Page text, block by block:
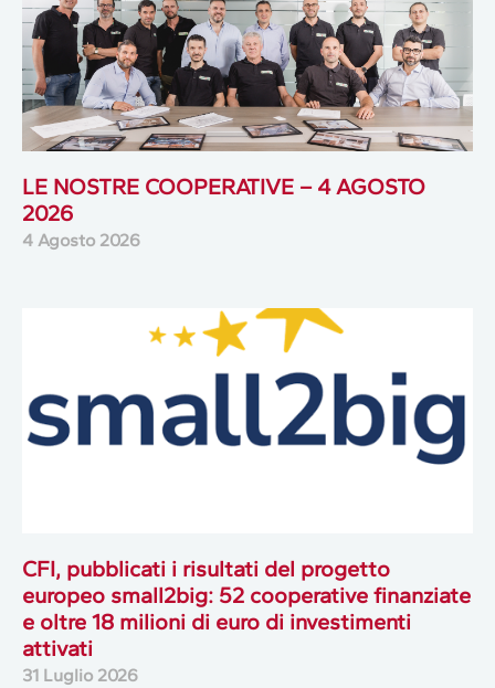
LE NOSTRE COOPERATIVE – 4 AGOSTO
2026
4 Agosto 2026
CFI, pubblicati i risultati del progetto
europeo small2big: 52 cooperative finanziate
e oltre 18 milioni di euro di investimenti
attivati
31 Luglio 2026